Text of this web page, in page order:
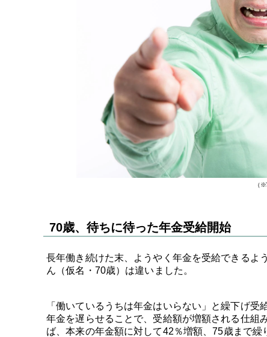
（
70歳、待ちに待った年金受給開始
長年働き続けた末、ようやく年金を受給できるよ
ん（仮名・70歳）は違いました。
「働いているうちは年金はいらない」と繰下げ
年金を遅らせることで、受給額が増額される仕組
ば、本来の年金額に対して42％増額、75歳まで繰